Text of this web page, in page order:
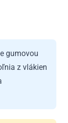
gumovou
z vlákien